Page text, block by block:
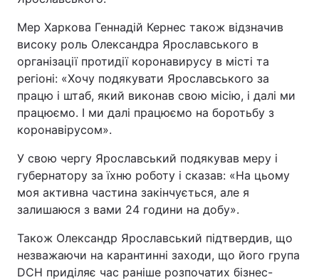
Мер Харкова Геннадій Кернес також відзначив
високу роль Олександра Ярославського в
організації протидії коронавирусу в місті та
регіоні: «Хочу подякувати Ярославського за
працю і штаб, який виконав свою місію, і далі ми
працюємо. І ми далі працюємо на боротьбу з
коронавірусом».
У свою чергу Ярославський подякував меру і
губернатору за їхню роботу і сказав: «На цьому
моя активна частина закінчується, але я
залишаюся з вами 24 години на добу».
Також Олександр Ярославський підтвердив, що
незважаючи на карантинні заходи, що його група
DCH приділяє час раніше розпочатих бізнес-